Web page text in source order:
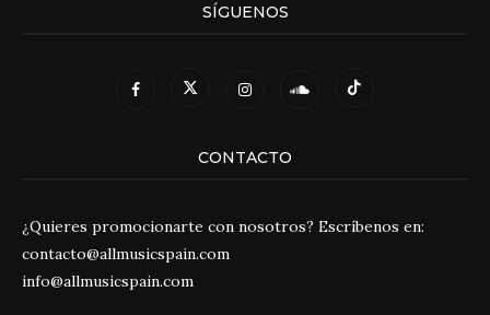
SÍGUENOS
CONTACTO
¿Quieres promocionarte con nosotros? Escríbenos en:
contacto@allmusicspain.com
info@allmusicspain.com